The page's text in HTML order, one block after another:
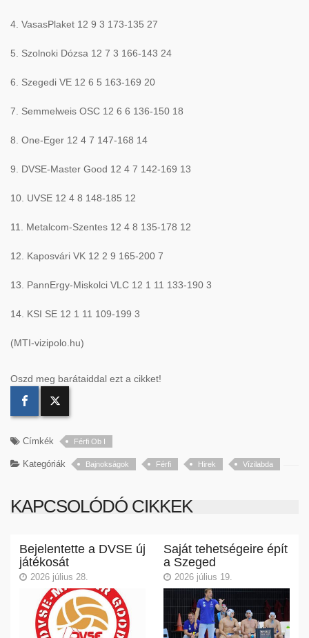
4. VasasPlaket 12 9 3 173-135 27
5. Szolnoki Dózsa 12 7 3 166-143 24
6. Szegedi VE 12 6 5 163-169 20
7. Semmelweis OSC 12 6 6 136-150 18
8. One-Eger 12 4 7 147-168 14
9. DVSE-Master Good 12 4 7 142-169 13
10. UVSE 12 4 8 148-185 12
11. Metalcom-Szentes 12 4 8 135-178 12
12. Kaposvári VK 12 2 9 165-200 7
13. PannErgy-Miskolci VLC 12 1 11 133-190 3
14. KSI SE 12 1 11 109-199 3
(MTI-vizipolo.hu)
Oszd meg barátaiddal ezt a cikket!
Címkék Férfi Ob I
Kategóriák Bajnokságok Férfi Hirek Vízilabda
KAPCSOLÓDÓ CIKKEK
Bejelentette a DVSE új
játékosát
2026 július 28.
Saját tehetségeire épít
a Szeged
2026 július 19.